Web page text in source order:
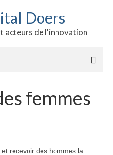
acteurs de l'innovation
femmes
recevoir des hommes la